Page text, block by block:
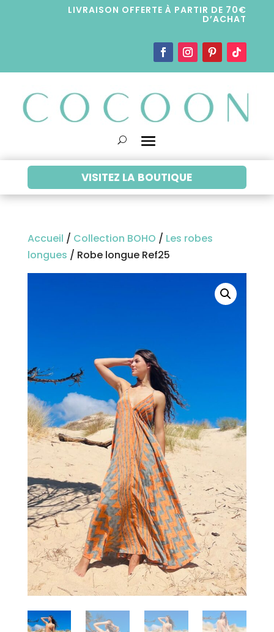
LIVRAISON OFFERTE À PARTIR DE 70€
D’ACHAT
VISITEZ LA BOUTIQUE
Accueil / Collection BOHO / Les robes
longues / Robe longue Ref25